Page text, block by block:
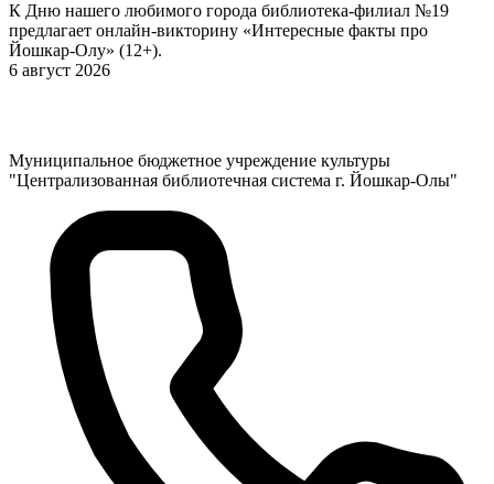
К Дню нашего любимого города библиотека-филиал №19
предлагает онлайн-викторину «Интересные факты про
Йошкар-Олу» (12+).
6 август 2026
Муниципальное бюджетное учреждение культуры
"Централизованная библиотечная система г. Йошкар-Олы"